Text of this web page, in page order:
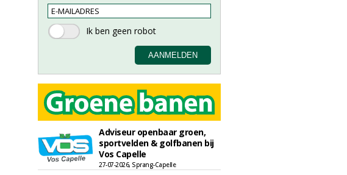
Adviseur openbaar groen,
sportvelden & golfbanen bij
Vos Capelle
27-07-2026, Sprang-Capelle